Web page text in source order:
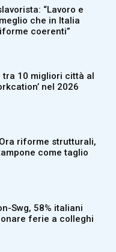
“Lavoro e
che in Italia
coerenti”
tra 10 migliori città al
nel 2026
riforme strutturali,
come taglio
Swg, 58% italiani
ferie a colleghi